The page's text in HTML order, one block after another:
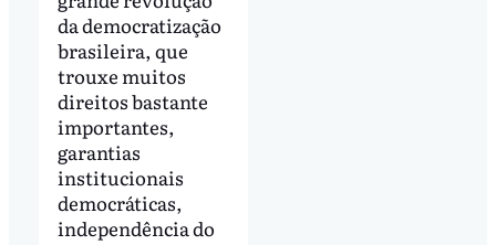
da democratização
brasileira, que
trouxe muitos
direitos bastante
importantes,
garantias
institucionais
democráticas,
independência do